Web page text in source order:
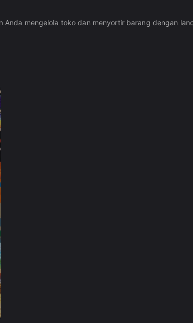
mengelola toko dan menyortir barang dengan